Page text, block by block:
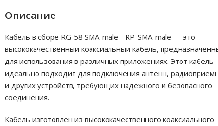
Описание
Кабель в сборе RG-58 SMA-male - RP-SMA-male — это
высококачественный коаксиальный кабель,
для использования в различных приложениях. Этот кабель
идеально подходит для подключения антенн,
и других устройств, требующих надежного и безопасного
соединения.
Кабель изготовлен из высококачественного коаксиального